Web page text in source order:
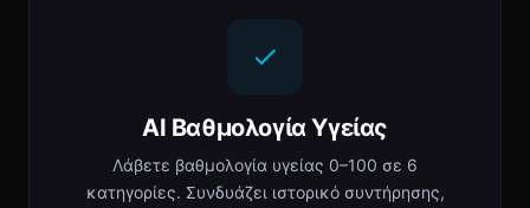
AI Βαθμολογία Υγείας
Λάβετε βαθμολογία υγείας 0–100 σε 6
κατηγορίες. Συνδυάζει ιστορικό συντήρησης,